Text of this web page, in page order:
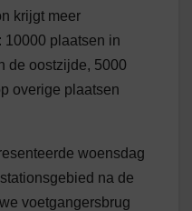
krijgt meer
10000 plaatsen in
de oostzijde, 5000
overige plaatsen
woensdag
na de
voetgangersbrug